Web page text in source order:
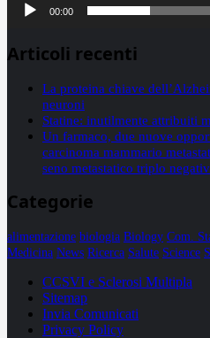
00:00
Articoli recenti
La proteina chiave
neuroni
Statine: inutilmente attribuiti
Un farmaco, due nuove
carcinoma mammario
seno metastatico triplo
Categorie
alimentazione biologia Biology Com.
Medicina News Ricerca Salute Science
CCSVI e Sclerosi Multipla
Sitemap
Invia Comunicati
Privacy Policy